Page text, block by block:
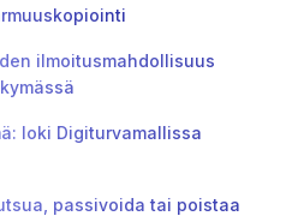
ilmoitusmahdollisuus
loki Digiturvamallissa
passivoida tai poistaa